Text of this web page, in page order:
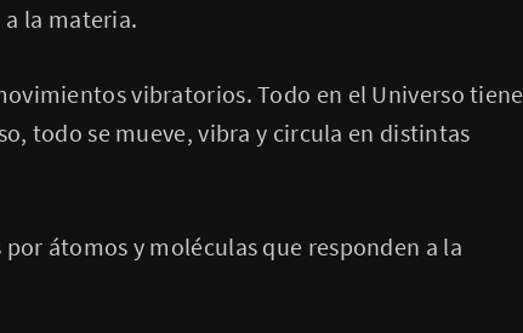
a la materia.
vibratorios. Todo en el Universo tiene
todo se mueve, vibra y circula en distintas
átomos y moléculas que responden a la